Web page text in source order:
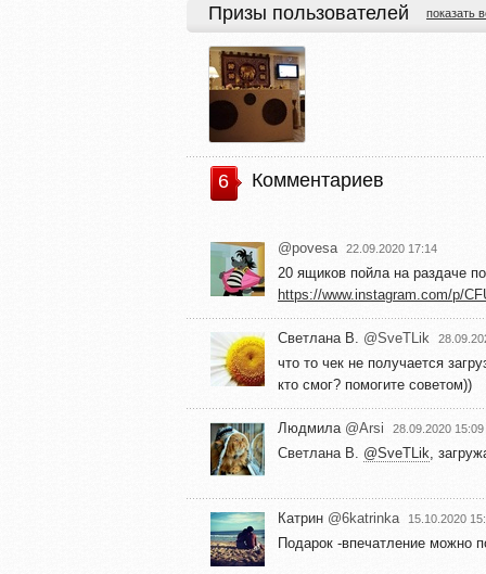
Призы пользователей показать
6 Комментариев
@povesa 22.09.2020 17:14
20 ящиков пойла на раздаче
https://www.instagram.com/p/
Светлана В. @SveTLik
что то чек не получается
кто смог? помогите советом))
Людмила @Arsi 28.09.2020 15:09
Светлана В. @SveTLik ,
Катрин @6katrinka 15.10.2020
Подарок -впечатление можно